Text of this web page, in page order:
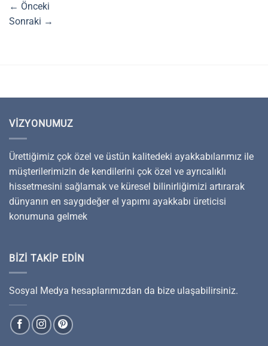
← Önceki
Sonraki →
VIZYONUMUZ
Ürettiğimiz çok özel ve üstün kalitedeki ayakkabılarımız ile
müşterilerimizin de kendilerini çok özel ve ayrıcalıklı
hissetmesini sağlamak ve küresel bilinirliğimizi artırarak
dünyanın en saygıdeğer el yapımı ayakkabı üreticisi
konumuna gelmek
BIZI TAKIP EDIN
Sosyal Medya hesaplarımızdan da bize ulaşabilirsiniz.